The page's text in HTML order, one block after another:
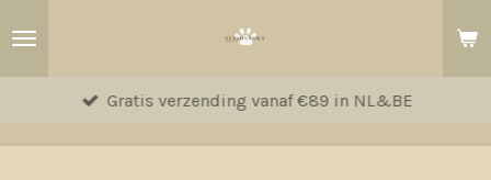
hoofdinhoud
Gratis verzending vanaf €89 in NL&BE